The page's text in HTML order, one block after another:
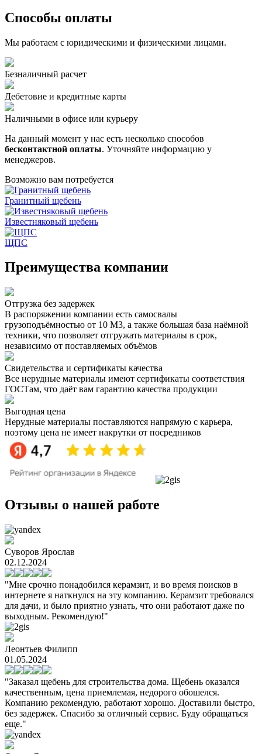
Способы оплаты
Мы работаем с юридическими и физическими лицами.
Безналичный расчет
Дебетовие и кредитные карты
Наличными в офисе или курьеру
На данный момент у нас есть несколько способов
бесконтактной оплаты. Уточняйте информацию у
менеджеров.
Возможно вам потребуется
Гранитный щебень
Известняковый щебень
ЩПС
Преимущества компании
Отгрузка без задержек
В распоряжении компании есть самосвалы
грузоподъёмностью от 10 М3, а также большая база наёмной
техники, что позволяет отгружать материалы в срок,
независимо от поставляемых объёмов
Свидетельства и сертификаты качества
Все нерудные материалы имеют сертификаты соответствия
ГОСТам, что даёт вам гарантию качества продукции
Выгодная цена
Нерудные материалы поставляются напрямую с карьера,
поэтому цена не имеет накрутки от посредников
Отзывы о нашей работе
Суворов Ярослав
02.12.2024
"Мне срочно понадобился керамзит, и во время поисков в
интернете я наткнулся на эту компанию. Керамзит требовался
для дачи, и было приятно узнать, что они работают даже по
выходным. Рекомендую!"
Леонтьев Филипп
01.05.2024
"Заказал щебень для строительства дома. Щебень оказался
качественным, цена приемлемая, недорого обошелся.
Компанию рекомендую, работают хорошо. Доставили быстро,
без задержек. Спасибо за отличный сервис. Буду обращаться
еще."